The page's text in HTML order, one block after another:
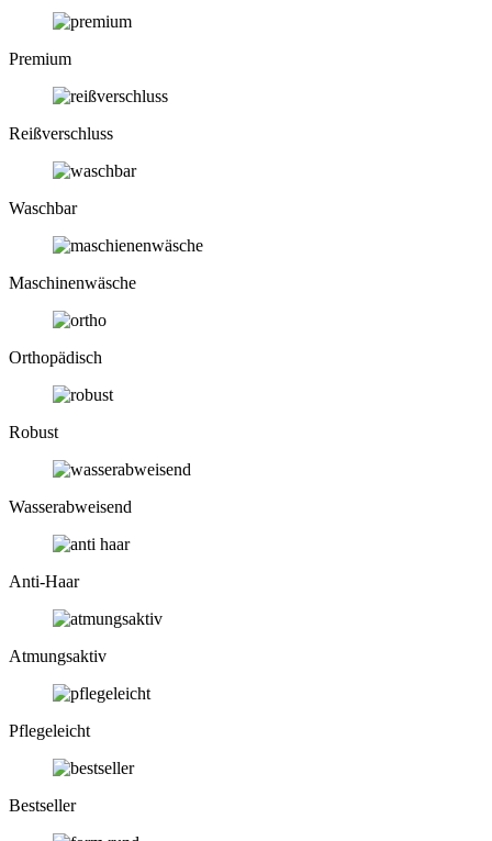
Premium
Reiß­verschluss
Waschbar
Maschinen­wäsche
Ortho­pädisch
Robust
Wasser­abweisend
Anti-Haar
Atmungs­aktiv
Pflege­leicht
Bestseller